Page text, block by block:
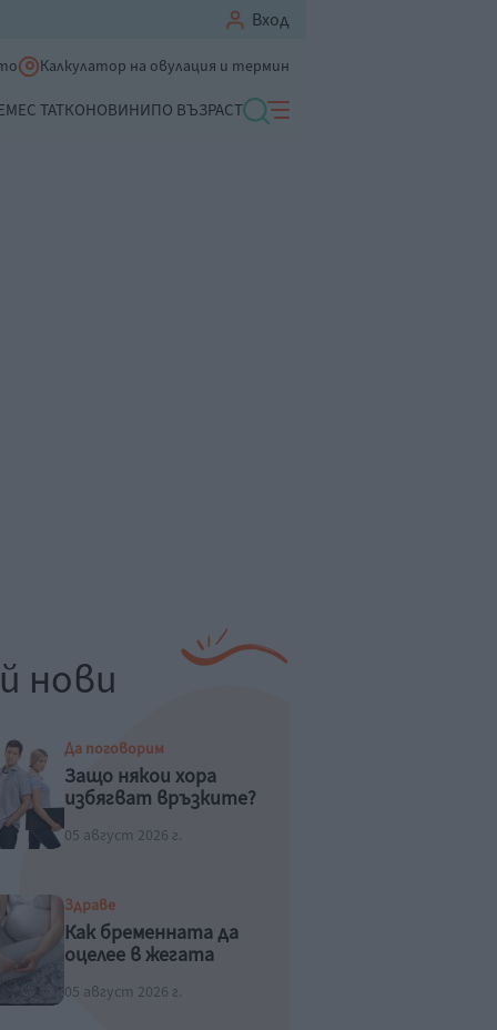
Вход
Калкулатор на овулация и термин
С ТАТКОНОВИНИПО ВЪЗРАСТ
нови
Да поговорим
Защо някои хора
избягват връзките?
05 август 2026 г.
Здраве
Как бременната да
оцелее в жегата
05 август 2026 г.